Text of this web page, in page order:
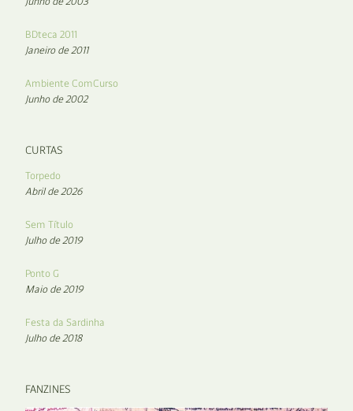
BDteca 2011
Janeiro de 2011
Ambiente ComCurso
Junho de 2002
CURTAS
Torpedo
Abril de 2026
Sem Título
Julho de 2019
Ponto G
Maio de 2019
Festa da Sardinha
Julho de 2018
FANZINES